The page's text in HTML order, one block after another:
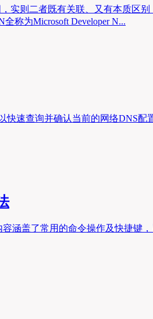
则二者既有关联、又有本质区
称为Microsoft Developer N...
速查询并确认当前的网络DNS
涵盖了常用的命令操作及快捷键